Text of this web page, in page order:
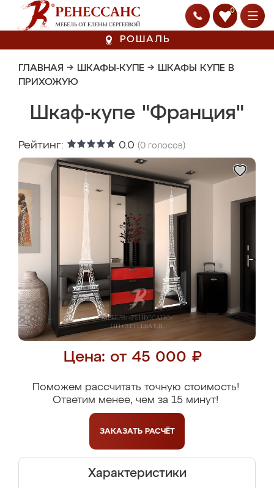
0
РОШАЛЬ
ГЛАВНАЯ → ШКАФЫ-КУПЕ → ШКАФЫ КУПЕ В
ПРИХОЖУЮ
Шкаф-купе "Франция"
Рейтинг: 0.0 (0 голосов)
Цена: от 45 000 ₽
Поможем рассчитать точную стоимость!
Ответим менее, чем за 15 минут!
ЗАКАЗАТЬ РАСЧЁТ
Характеристики